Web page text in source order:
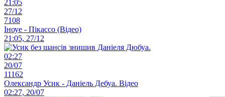
21:05
27/12
7108
Іноуе - Пікассо (Відео)
21:05, 27/12
02:27
20/07
11162
Олександр Усик - Даніель Дебуа. Відео
02:27, 20/07